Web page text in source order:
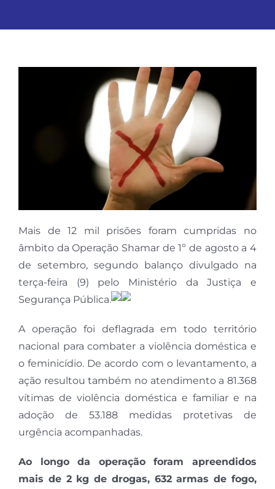
Mais de 12 mil prisões foram cumpridas no
âmbito da Operação Shamar de 1º de agosto a 4
de setembro, segundo balanço divulgado na
terça-feira (9) pelo Ministério da Justiça e
Segurança Pública.
A operação foi deflagrada em todo território
nacional para combater a violência doméstica e
o feminicídio. De acordo com o levantamento, a
ação resultou também no atendimento a 81.368
vítimas de violência doméstica e familiar e na
adoção de 53.188 medidas protetivas de
urgência acompanhadas.
Ao longo da operação foram apreendidos
mais de 2 kg de drogas, 632 armas de fogo,